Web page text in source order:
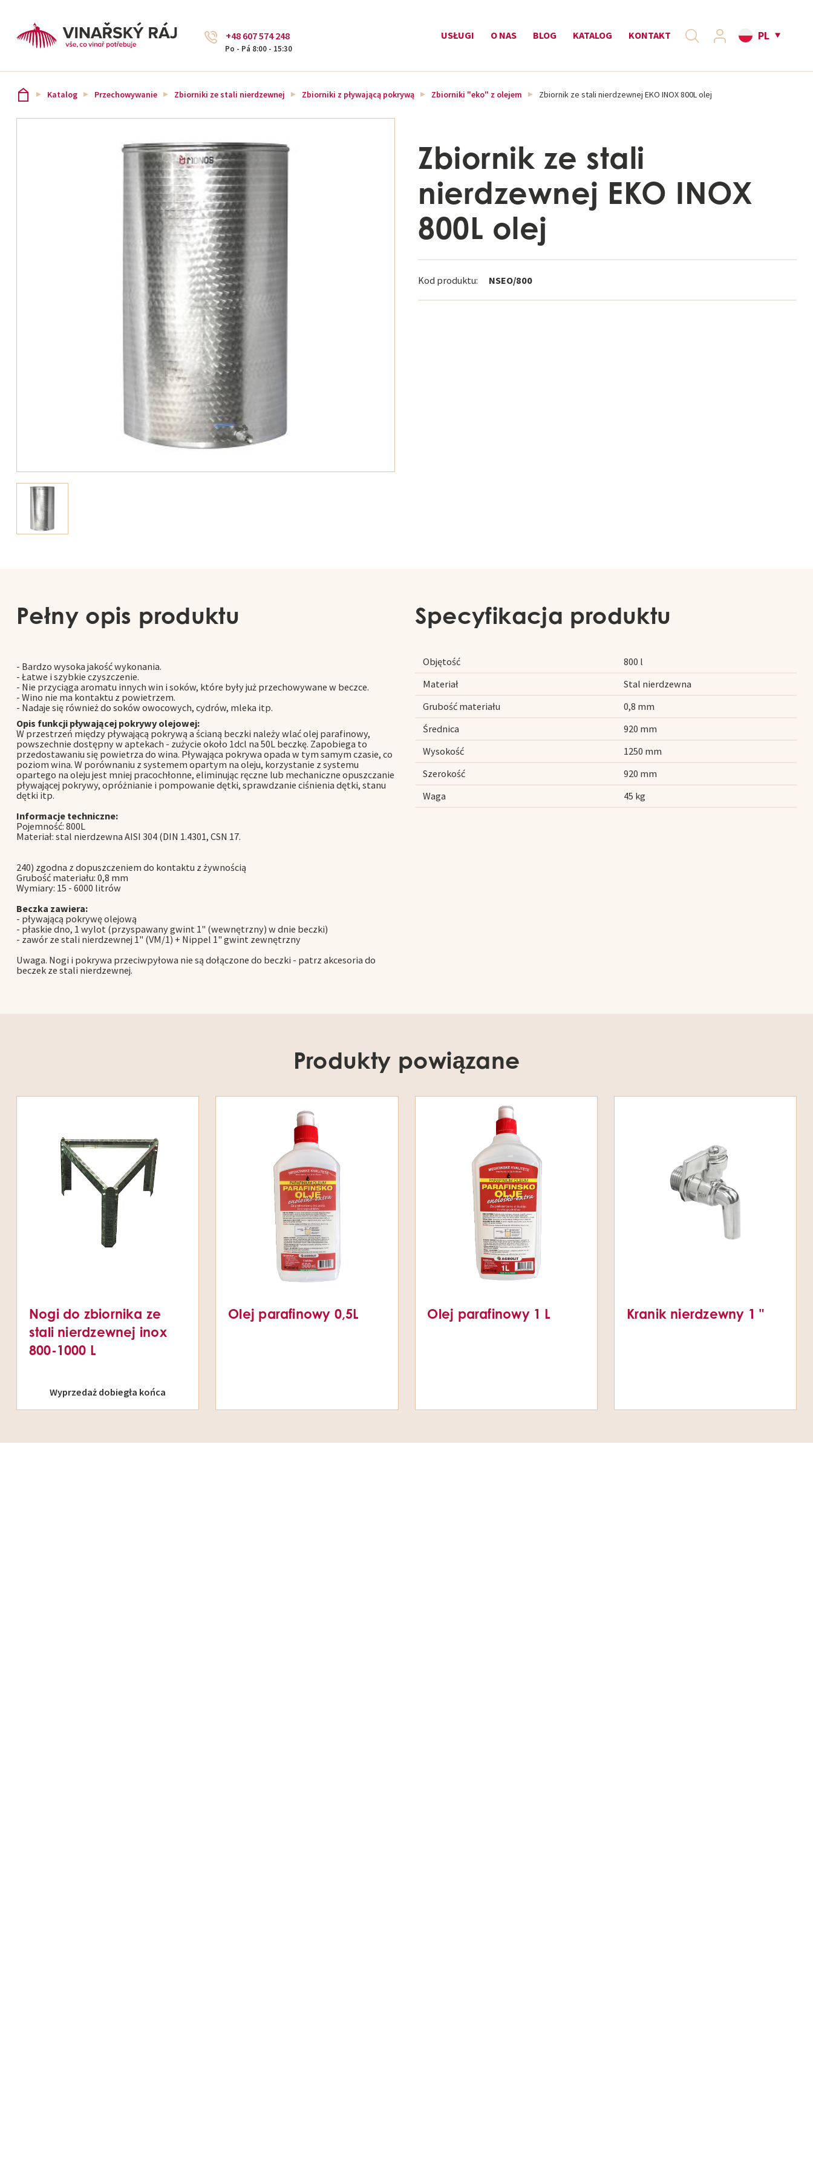
+48 607 574 248
Po - Pá 8:00 - 15:30
USŁUGI O NAS BLOG KATALOG KONTAKT PL
Katalog Przechowywanie Zbiorniki ze stali nierdzewnej Zbiorniki z pływającą pokrywą Zbiorniki "eko" z olejem Zbiornik ze stali nierdzewnej EKO INOX 800L olej
Zbiornik ze stali
nierdzewnej EKO INOX
800L olej
Kod produktu: NSEO/800
Pełny opis produktu
- Bardzo wysoka jakość wykonania.
- Łatwe i szybkie czyszczenie.
- Nie przyciąga aromatu innych win i soków, które były już przechowywane w beczce.
- Wino nie ma kontaktu z powietrzem.
- Nadaje się również do soków owocowych, cydrów, mleka itp.
Opis funkcji pływającej pokrywy olejowej:
W przestrzeń między pływającą pokrywą a ścianą beczki należy wlać olej parafinowy,
powszechnie dostępny w aptekach - zużycie około 1dcl na 50L beczkę. Zapobiega to
przedostawaniu się powietrza do wina. Pływająca pokrywa opada w tym samym czasie, co
poziom wina. W porównaniu z systemem opartym na oleju, korzystanie z systemu
opartego na oleju jest mniej pracochłonne, eliminując ręczne lub mechaniczne opuszczanie
pływającej pokrywy, opróżnianie i pompowanie dętki, sprawdzanie ciśnienia dętki, stanu
dętki itp.
Informacje techniczne:
Pojemność: 800L
Materiał: stal nierdzewna AISI 304 (DIN 1.4301, CSN 17.
240) zgodna z dopuszczeniem do kontaktu z żywnością
Grubość materiału: 0,8 mm
Wymiary: 15 - 6000 litrów
Beczka zawiera:
- pływającą pokrywę olejową
- płaskie dno, 1 wylot (przyspawany gwint 1" (wewnętrzny) w dnie beczki)
- zawór ze stali nierdzewnej 1" (VM/1) + Nippel 1" gwint zewnętrzny
Uwaga. Nogi i pokrywa przeciwpyłowa nie są dołączone do beczki - patrz akcesoria do
beczek ze stali nierdzewnej.
Specyfikacja produktu
Objętość
800 l
Materiał
Stal nierdzewna
Grubość materiału
0,8 mm
Średnica
920 mm
Wysokość
1250 mm
Szerokość
920 mm
Waga
45 kg
Produkty powiązane
Nogi do zbiornika ze
stali nierdzewnej inox
800-1000 L
Wyprzedaż dobiegła końca
Olej parafinowy 0,5L Olej parafinowy 1 L Kranik nierdzewny 1 "